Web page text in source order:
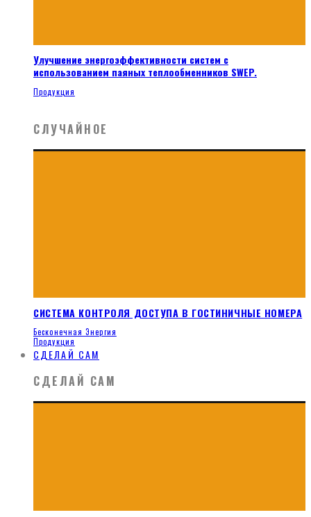
Улучшение энергоэффективности систем с
использованием паяных теплообменников SWEP.
Продукция
СЛУЧАЙНОЕ
СИСТЕМА КОНТРОЛЯ ДОСТУПА В ГОСТИНИЧНЫЕ НОМЕРА
Бесконечная Энергия
Продукция
СДЕЛАЙ САМ
СДЕЛАЙ САМ